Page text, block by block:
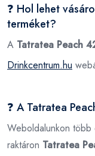
❓ Hol lehet
terméket?
A Tatratea Peach
Drinkcentrum.hu
❓ A Tatratea
Weboldalunkon több
raktáron Tatratea